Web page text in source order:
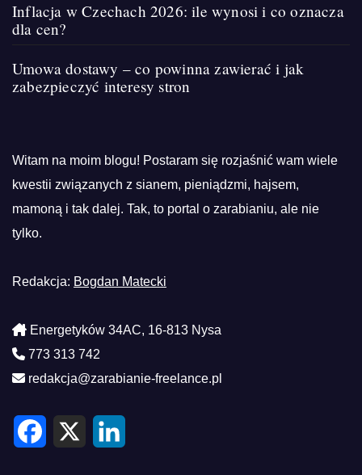
Inflacja w Czechach 2026: ile wynosi i co oznacza
dla cen?
Umowa dostawy – co powinna zawierać i jak
zabezpieczyć interesy stron
Witam na moim blogu! Postaram się rozjaśnić wam wiele
kwestii związanych z sianem, pieniądzmi, hajsem,
mamoną i tak dalej. Tak, to portal o zarabianiu, ale nie
tylko.
Redakcja: Bogdan Matecki
Energetyków 34AC, 16-813 Nysa
773 313 742
redakcja@zarabianie-freelance.pl
F
X